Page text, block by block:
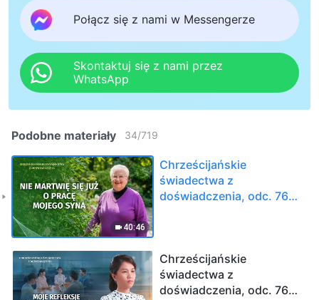
Połącz się z nami w Messengerze
Skontaktuj się z nami przez
WhatsApp
Podobne materiały 34/719
40:46
Chrześcijańskie
świadectwa z
doświadczenia, odc. 766:
Chrześcijańskie
świadectwa z
doświadczenia, odc. 767: